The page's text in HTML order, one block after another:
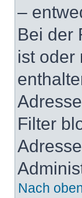
–
Bei der
ist oder
Filter
Nach